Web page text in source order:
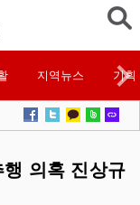
지역뉴스 기획
의혹 진상규